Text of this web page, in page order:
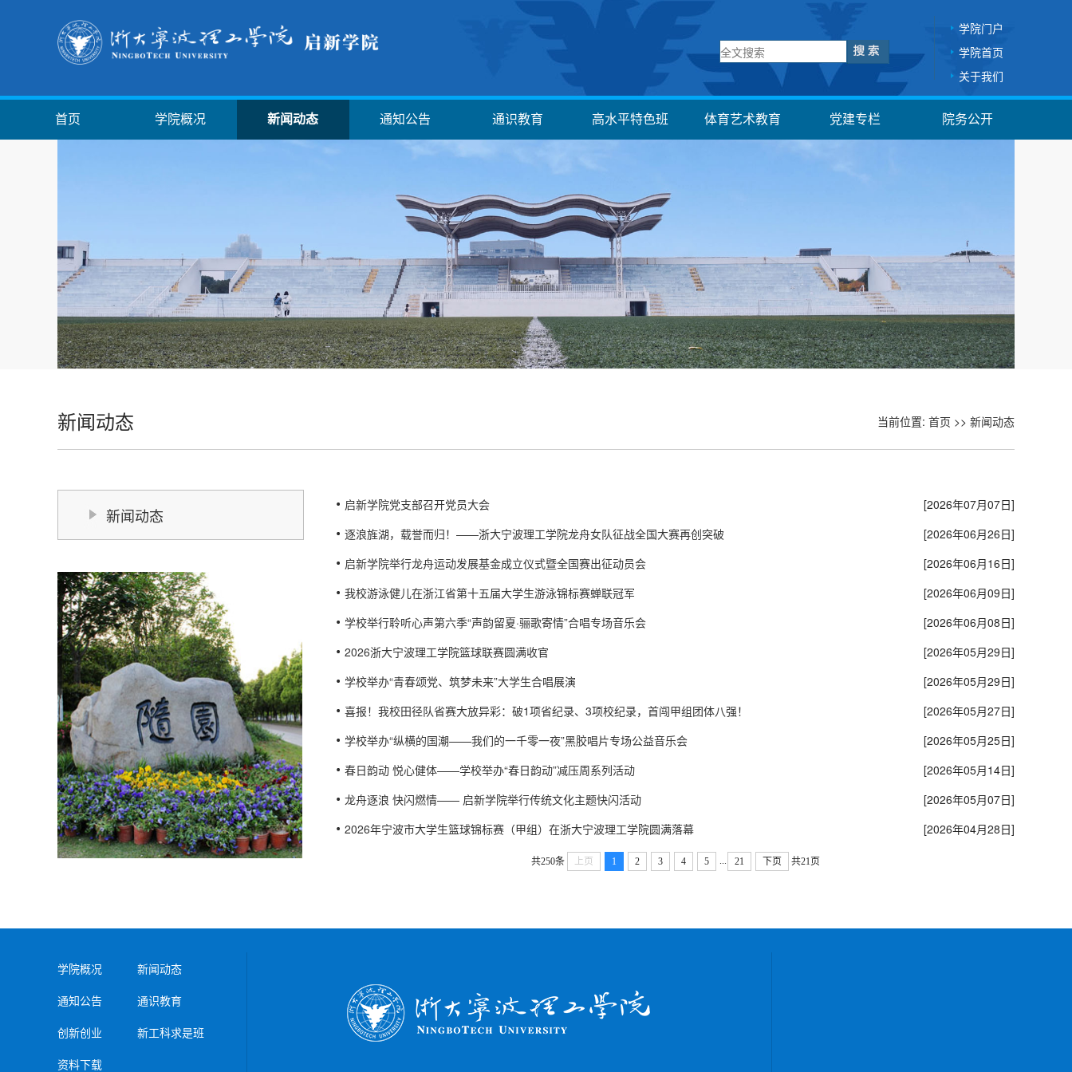
学院门户
学院首页
关于我们
首页 学院概况 新闻动态 通知公告 通识教育 高水平特色班 体育艺术教育 党建专栏 院务公开
新闻动态 当前位置: 首页 >> 新闻动态
新闻动态
启新学院党支部召开党员大会
[2026年07月07日]
逐浪旌湖，载誉而归！——浙大宁波理工学院龙舟女队征战全国大赛再创突破
[2026年06月26日]
启新学院举行龙舟运动发展基金成立仪式暨全国赛出征动员会
[2026年06月16日]
我校游泳健儿在浙江省第十五届大学生游泳锦标赛蝉联冠军
[2026年06月09日]
学校举行聆听心声第六季“声韵留夏·骊歌寄情”合唱专场音乐会
[2026年06月08日]
2026浙大宁波理工学院篮球联赛圆满收官
[2026年05月29日]
学校举办“青春颂党、筑梦未来”大学生合唱展演
[2026年05月29日]
喜报！我校田径队省赛大放异彩：破1项省纪录、3项校纪录，首闯甲组团体八强！
[2026年05月27日]
学校举办“纵横的国潮——我们的一千零一夜”黑胶唱片专场公益音乐会
[2026年05月25日]
春日韵动 悦心健体——学校举办“春日韵动”减压周系列活动
[2026年05月14日]
龙舟逐浪 快闪燃情—— 启新学院举行传统文化主题快闪活动
[2026年05月07日]
2026年宁波市大学生篮球锦标赛（甲组）在浙大宁波理工学院圆满落幕
[2026年04月28日]
共250条 上页 1 2 3 4 5 21 下页 共21页
学院概况
新闻动态
通知公告
通识教育
创新创业
新工科求是班
资料下载